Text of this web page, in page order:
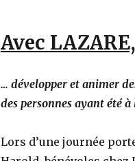
Avec
… développer et animer
des personnes ayant été à
Lors d’une journée